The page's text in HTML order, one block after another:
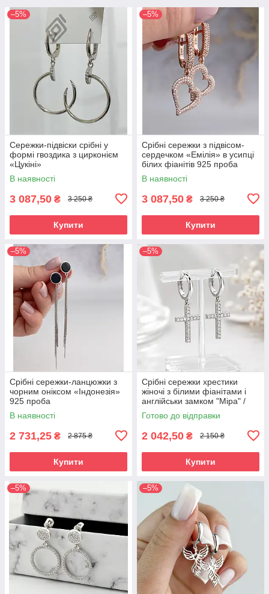
–5%
Сережки-підвіски срібні у
формі гвоздика з цирконієм
«Цукіні»
В наявності
3 087,50 ₴ 3 250 ₴
Купити
–5%
Срібні сережки з підвісом-
сердечком «Емілія» в усипці
білих фіанітів 925 проба
В наявності
3 087,50 ₴ 3 250 ₴
Купити
–5%
Срібні сережки-ланцюжки з
чорним оніксом «Індонезія»
925 проба
В наявності
2 731,25 ₴ 2 875 ₴
Купити
–5%
Срібні сережки хрестики
жіночі з білими фіанітами і
англійськи замком "Міра" /
Стильні сережки срібло з
камінням
Готово до відправки
2 042,50 ₴ 2 150 ₴
Купити
–5% –5%